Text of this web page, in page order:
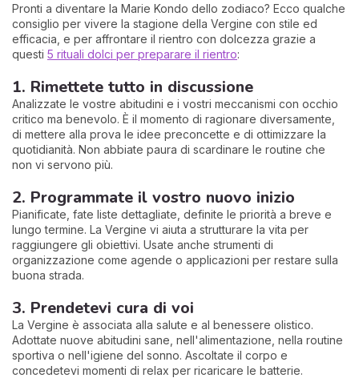
Pronti a diventare la Marie Kondo dello zodiaco? Ecco qualche
consiglio per vivere la stagione della Vergine con stile ed
efficacia, e per affrontare il rientro con dolcezza grazie a
questi 5 rituali dolci per preparare il rientro:
1. Rimettete tutto in discussione
Analizzate le vostre abitudini e i vostri meccanismi con occhio
critico ma benevolo. È il momento di ragionare diversamente,
di mettere alla prova le idee preconcette e di ottimizzare la
quotidianità. Non abbiate paura di scardinare le routine che
non vi servono più.
2. Programmate il vostro nuovo inizio
Pianificate, fate liste dettagliate, definite le priorità a breve e
lungo termine. La Vergine vi aiuta a strutturare la vita per
raggiungere gli obiettivi. Usate anche strumenti di
organizzazione come agende o applicazioni per restare sulla
buona strada.
3. Prendetevi cura di voi
La Vergine è associata alla salute e al benessere olistico.
Adottate nuove abitudini sane, nell'alimentazione, nella routine
sportiva o nell'igiene del sonno. Ascoltate il corpo e
concedetevi momenti di relax per ricaricare le batterie.